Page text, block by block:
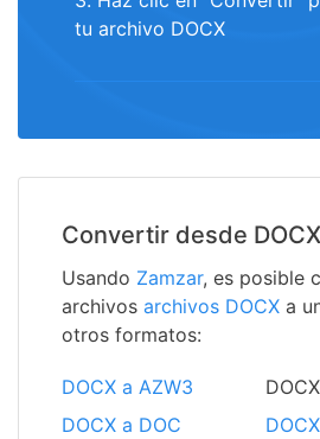
tu archivo DOCX
Convertir desde DOCX
Usando Zamzar, es posible
archivos archivos DOCX a
otros formatos:
DOCX a AZW3
DOCX a DOC